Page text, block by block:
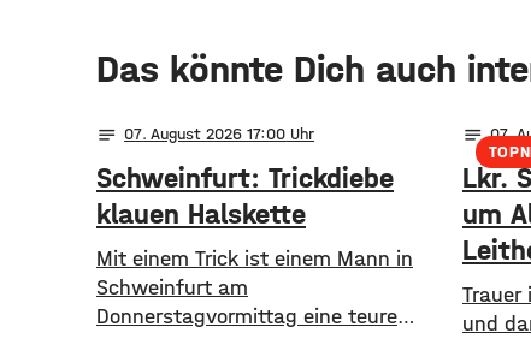
Das könnte Dich auch
notes 07. August 2026 17:00
Schweinfurt: Trickdiebe
klauen Halskette
Mit einem Trick ist einem Mann in
Schweinfurt am
Donnerstagvormittag eine teure
notes 07.
Lkr.
um
Trauer
und